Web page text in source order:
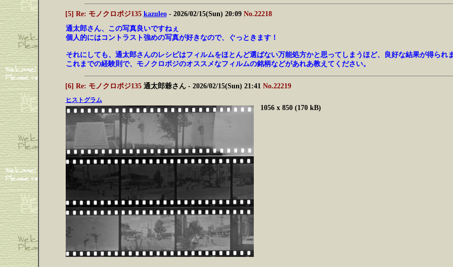
[5] Re: モノクロポジ135 kazuleo- 2026/02/15(Sun) 20:09 No.22218
通太郎さん、この写真良いですねぇ
個人的にはコントラスト強めの写真が好きなので、ぐっときます！
それにしても、通太郎さんのレシピはフィルムをほとんど選ばない万能処方かと思ってしまうほど、良好な結果が得られ
これまでの経験則で、モノクロポジのオススメなフィルムの銘柄などがあれあ教えてください。
[6] Re: モノクロポジ135 通太郎爺さん- 2026/02/15(Sun) 21:41 No.22219
ヒストグラム
1056 x 850 (170 kB)